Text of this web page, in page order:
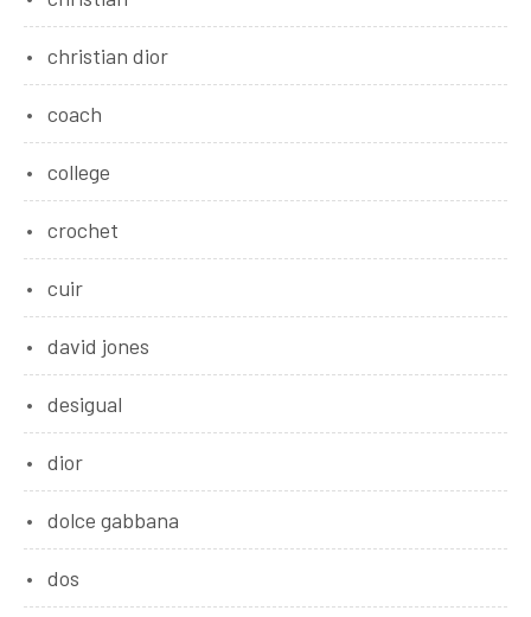
christian dior
coach
college
crochet
cuir
david jones
desigual
dior
dolce gabbana
dos